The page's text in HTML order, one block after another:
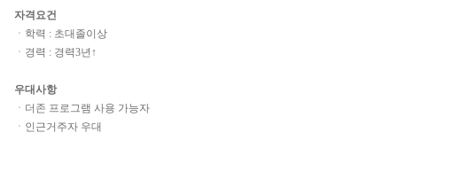
자격요건
ㆍ학력 : 초대졸이상
ㆍ경력 : 경력3년↑
우대사항
ㆍ더존 프로그램 사용 가능자
ㆍ인근거주자 우대